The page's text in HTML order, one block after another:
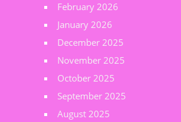
February 2026
January 2026
December 2025
November 2025
October 2025
September 2025
August 2025